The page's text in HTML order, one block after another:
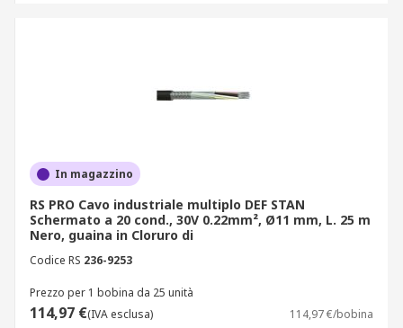
In magazzino
RS PRO Cavo industriale multiplo DEF STAN
Schermato a 20 cond., 30V 0.22mm², Ø11 mm, L. 25 m
Nero, guaina in Cloruro di
Codice RS 236-9253
Prezzo per 1 bobina da 25 unità
114,97 €(IVA esclusa) 114,97 €/bobina